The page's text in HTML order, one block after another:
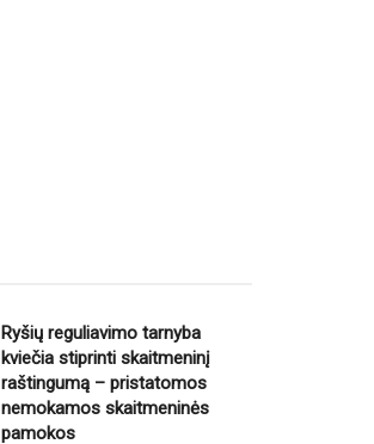
Ryšių reguliavimo tarnyba
kviečia stiprinti skaitmeninį
raštingumą – pristatomos
nemokamos skaitmeninės
pamokos